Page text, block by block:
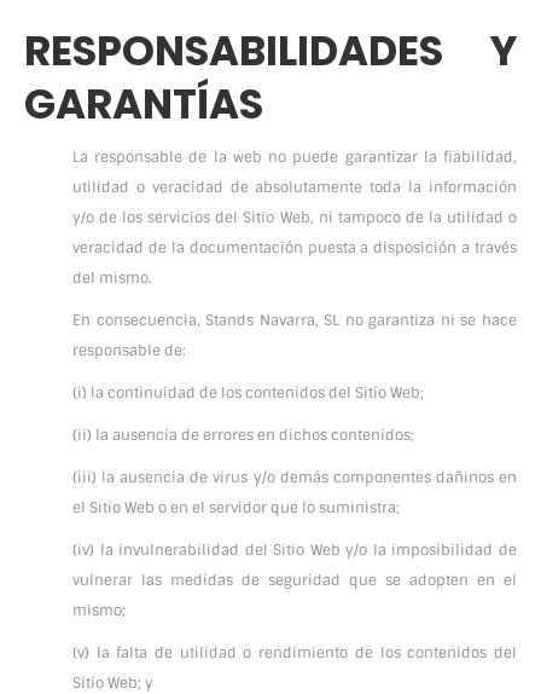
RESPONSABILIDADES Y
GARANTÍAS
La responsable de la web no puede garantizar la fiabilidad,
utilidad o veracidad de absolutamente toda la información
y/o de los servicios del Sitio Web, ni tampoco de la utilidad o
veracidad de la documentación puesta a disposición a través
del mismo.
En consecuencia, Stands Navarra, SL no garantiza ni se hace
responsable de:
(i) la continuidad de los contenidos del Sitio Web;
(ii) la ausencia de errores en dichos contenidos;
(iii) la ausencia de virus y/o demás componentes dañinos en
el Sitio Web o en el servidor que lo suministra;
(iv) la invulnerabilidad del Sitio Web y/o la imposibilidad de
vulnerar las medidas de seguridad que se adopten en el
mismo;
(v) la falta de utilidad o rendimiento de los contenidos del
Sitio Web; y